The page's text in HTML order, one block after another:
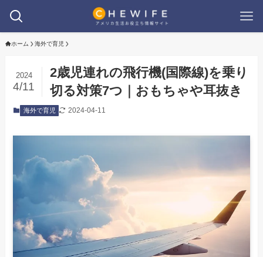
ホーム 海外で育児
2歳児連れの飛行機(国際線)を乗り
切る対策7つ｜おもちゃや耳抜き
2024
4/11
海外で育児 2024-04-11